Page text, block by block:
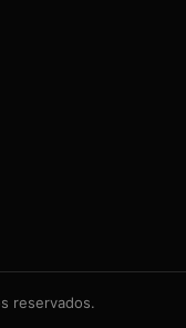
reservados.